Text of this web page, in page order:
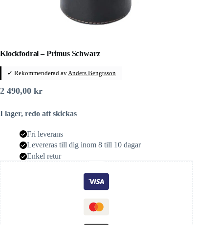
Klockfodral – Primus Schwarz
✓ Rekommenderad av Anders Bengtsson
2 490,00 kr
I lager, redo att skickas
Fri leverans
Levereras till dig inom 8 till 10 dagar
Enkel retur